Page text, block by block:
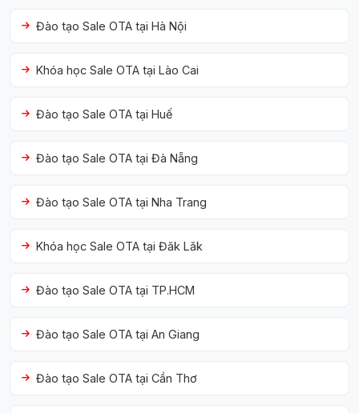
Đào tạo Sale OTA tại Hà Nội
Khóa học Sale OTA tại Lào Cai
Đào tạo Sale OTA tại Huế
Đào tạo Sale OTA tại Đà Nẵng
Đào tạo Sale OTA tại Nha Trang
Khóa học Sale OTA tại Đăk Lăk
Đào tạo Sale OTA tại TP.HCM
Đào tạo Sale OTA tại An Giang
Đào tạo Sale OTA tại Cần Thơ